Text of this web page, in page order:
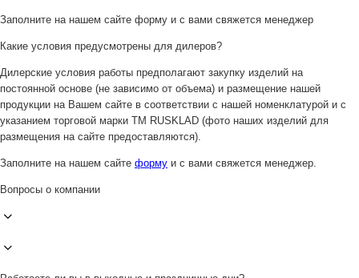
Заполните на нашем сайте форму и с вами свяжется менеджер
Какие условия предусмотрены для дилеров?
Дилерские условия работы предполагают закупку изделий на
постоянной основе (не зависимо от объема) и размещение нашей
продукции на Вашем сайте в соответствии с нашей номенклатурой и с
указанием торговой марки ТМ RUSKLAD (фото наших изделий для
размещения на сайте предоставляются).
Заполните на нашем сайте форму и с вами свяжется менеджер.
Вопросы о компании